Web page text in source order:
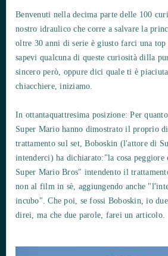
Benvenuti nella decima parte delle 100
nostro idraulico che corre a salvare la
oltre 30 anni di serie è giusto farci una
sapevi qualcuna di queste curiosità dilla
sincero però, oppure dici quale ti è
chiacchiere, iniziamo.
In ottantaquattresima posizione: Per
Super Mario hanno dimostrato il proprio
trattamento sul set, Boboskin (l'attore di
intenderci) ha dichiarato:"la cosa peggiore
Super Mario Bros" intendento il
non al film in sè, aggiungendo anche
incubo". Che poi, se fossi Boboskin, io
direi, ma che due parole, farei un articolo.